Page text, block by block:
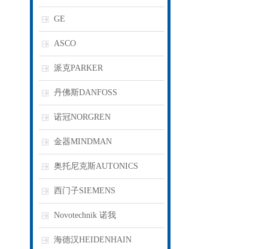
GE
ASCO
派克PARKER
丹佛斯DANFOSS
诺冠NORGREN
金器MINDMAN
奥托尼克斯AUTONICS
西门子SIEMENS
Novotechnik 诺我
海德汉HEIDENHAIN